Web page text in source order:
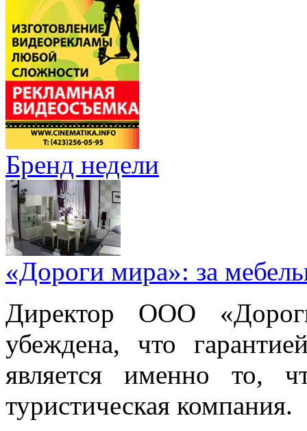
Бренд недели
«Дороги мира»: за
Директор ООО
убеждена, что
является именно то,
туристическая компания.